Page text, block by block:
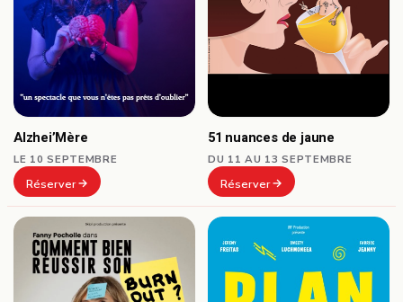
Alzhei’Mère
LE 10 SEPTEMBRE
Réserver
51 nuances de jaune
DU 11 AU 13 SEPTEMBRE
Réserver